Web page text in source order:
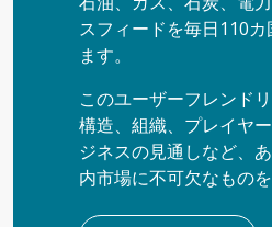
スフィードを毎日110
ます。
このユーザーフレンド
構造、組織、プレイヤ
ジネスの見通しなど、
内市場に不可欠なものを